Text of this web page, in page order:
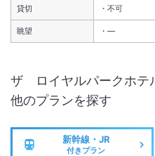
貸切 不可
眺望 ―
ザ ロイヤルパークホ
他のプランを探す
新幹線・JR
付きプラン